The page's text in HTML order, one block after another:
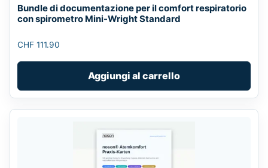
Bundle di documentazione per il comfort respiratorio
con spirometro Mini-Wright Standard
CHF 111.90
Aggiungi al carrello